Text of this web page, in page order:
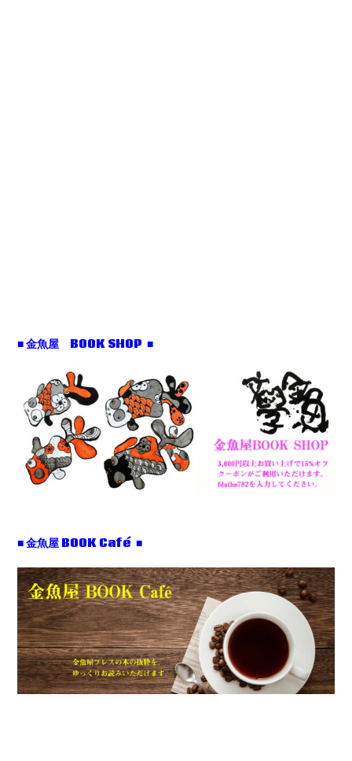
■ 金魚屋 BOOK SHOP ■
■ 金魚屋 BOOK Café ■